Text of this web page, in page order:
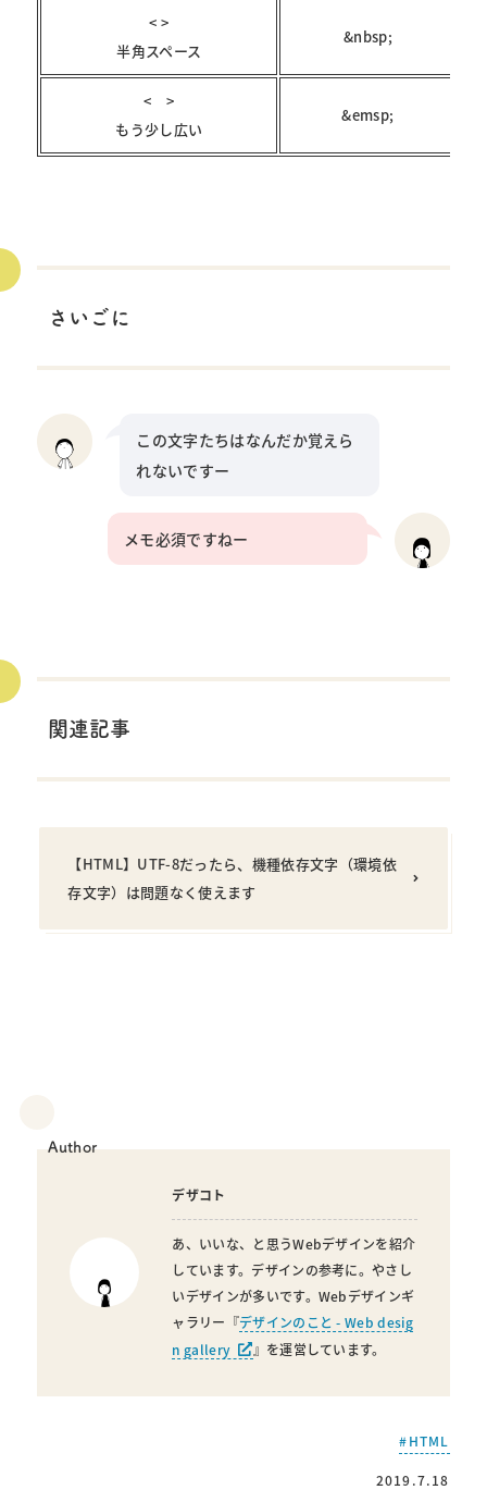
< >
半角スペース
&nbsp;
< >
もう少し広い
&emsp;
さいごに
この文字たちはなんだか覚えら
れないですー
メモ必須ですねー
関連記事
【HTML】UTF-8だったら、機種依存文字（環境依
存文字）は問題なく使えます
Author
デザコト
あ、いいな、と思うWebデザインを紹介
しています。デザインの参考に。やさし
いデザインが多いです。Webデザインギ
ャラリー『デザインのこと - Web desig
n gallery
』を運営しています。
HTML
2019.7.18